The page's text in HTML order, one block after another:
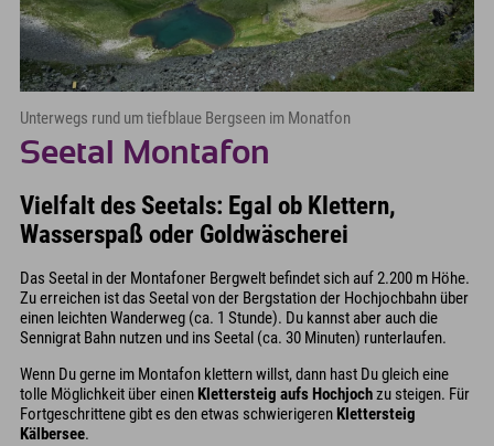
Unterwegs rund um tiefblaue Bergseen im Monatfon
Seetal Montafon
Vielfalt des Seetals: Egal ob Klettern,
Wasserspaß oder Goldwäscherei
Das Seetal in der Montafoner Bergwelt befindet sich auf 2.200 m Höhe.
Zu erreichen ist das Seetal von der Bergstation der Hochjochbahn über
einen leichten Wanderweg (ca. 1 Stunde). Du kannst aber auch die
Sennigrat Bahn nutzen und ins Seetal (ca. 30 Minuten) runterlaufen.
Wenn Du gerne im Montafon klettern willst, dann hast Du gleich eine
tolle Möglichkeit über einen Klettersteig aufs Hochjochzu steigen. Für
Fortgeschrittene gibt es den etwas schwierigeren Klettersteig
Kälbersee.